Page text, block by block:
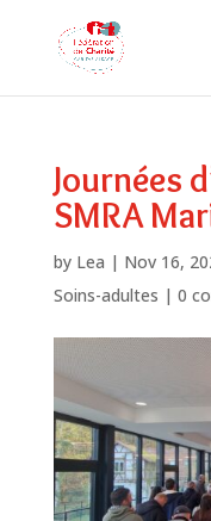
Journées
SMRA
by Lea | Nov 16,
Soins-adultes | 0